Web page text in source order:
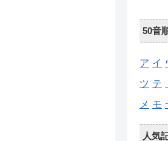
50音
ア イ
ツ テ
メ モ
人気